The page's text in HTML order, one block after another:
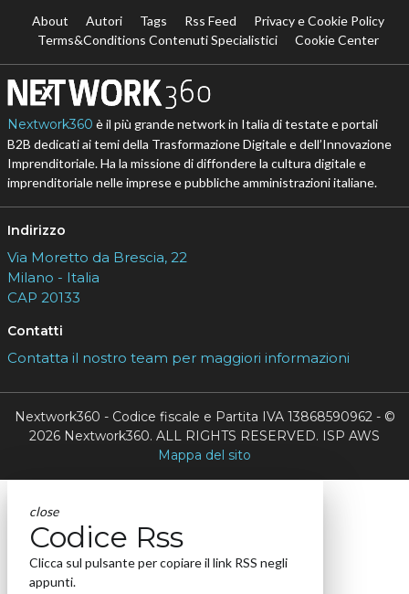
About Autori Tags Rss Feed
Privacy e Cookie Policy
Terms&Conditions Contenuti Specialistici
Cookie Center
Nextwork360 è il più grande network in Italia di testate e portali
B2B dedicati ai temi della Trasformazione Digitale e dell’Innovazione
Imprenditoriale. Ha la missione di diffondere la cultura digitale e
imprenditoriale nelle imprese e pubbliche amministrazioni italiane.
Indirizzo
Via Moretto da Brescia, 22
Milano - Italia
CAP 20133
Contatti
Contatta il nostro team per maggiori informazioni
Nextwork360 - Codice fiscale e Partita IVA 13868590962 - ©
2026 Nextwork360. ALL RIGHTS RESERVED. ISP AWS
Mappa del sito
close
Codice Rss
Clicca sul pulsante per copiare il link RSS negli
appunti.